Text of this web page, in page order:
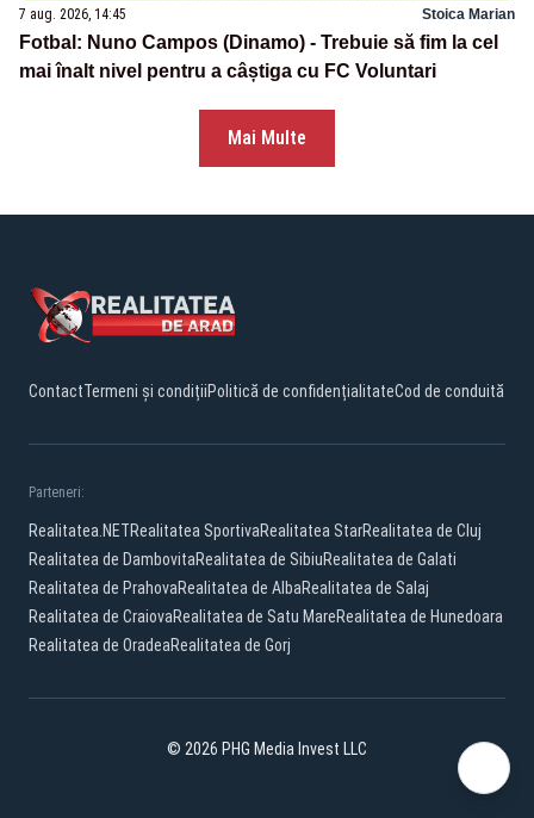
7 aug. 2026, 14:45 Stoica Marian
Fotbal: Nuno Campos (Dinamo) - Trebuie să fim la cel
mai înalt nivel pentru a câștiga cu FC Voluntari
Mai Multe
ContactTermeni și condițiiPolitică de confidențialitateCod de conduită
Parteneri:
Realitatea.NETRealitatea SportivaRealitatea StarRealitatea de Cluj
Realitatea de DambovitaRealitatea de SibiuRealitatea de Galati
Realitatea de PrahovaRealitatea de AlbaRealitatea de Salaj
Realitatea de CraiovaRealitatea de Satu MareRealitatea de Hunedoara
Realitatea de OradeaRealitatea de Gorj
© 2026 PHG Media Invest LLC